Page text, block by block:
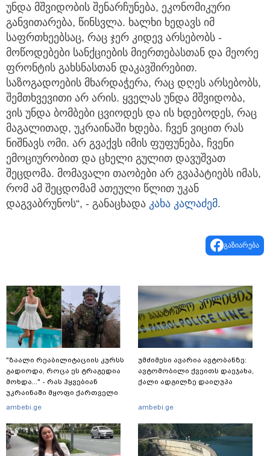
უნდა მშვიდობის შენარჩუნება, ეკონომიკური
განვითარება, წინსვლა. ხალხი ხედავს იმ
საფრთხეებსაც, რაც ჯერ კიდევ არსებობს -
მოწოდებები სანქციების მიერთებასთან და მეორე
ფრონტის გახსნასთან დაკავშირებით.
საზოგადოების მხარდაჭერა, რაც დღეს არსებობს,
შემთხვევითი არ არის. ყველას უნდა მშვიდობა,
ვის უნდა ბომბები ცვიოდეს და ის ხდებოდეს, რაც
მაგალითად, უკრაინაში ხდება. ჩვენ ვიცით რას
ნიშნავს ომი. არ გვაქვს იმის ფუფუნება, ჩვენი
ემოციურობით და ცხელი გულით დავუშვათ
შეცდომა. მომავალი თაობები არ გვაპატიებს იმას,
რომ ამ შეცდომამ ათეული წლით უკან
დაგვაბრუნოს“, - განაცხადა კახა კალაძემ.
გაზიარება
"ზაალი რეაბილიტაციის კურსს
გადიოდა, როცა ეს ტრაგედია
მოხდა..." - რას ჰყვებიან
უკრაინაში მყოფი ქართველი
მებრძოლები
ambebi.ge
უმძიმესი ავარია ავტობანზე:
ავტომობილი ქვეითს დაეჯახა,
ქალი ადგილზე დაიღუპა
ambebi.ge